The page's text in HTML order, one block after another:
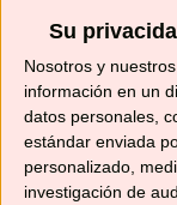
Su
Nosotros y nuestros
información en un
datos personales,
estándar enviada
personalizado,
investigación de
Suscríbete
en tu correo.
¡No te
Dirección
de